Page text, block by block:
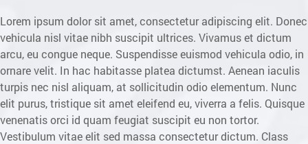
Lorem ipsum dolor sit amet, consectetur adipiscing elit. Donec
vehicula nisl vitae nibh suscipit ultrices. Vivamus et dictum
arcu, eu congue neque. Suspendisse euismod vehicula odio, in
ornare velit. In hac habitasse platea dictumst. Aenean iaculis
turpis nec nisl aliquam, at sollicitudin odio elementum. Nunc
elit purus, tristique sit amet eleifend eu, viverra a felis. Quisque
venenatis orci id quam feugiat suscipit eu non tortor.
Vestibulum vitae elit sed massa consectetur dictum. Class